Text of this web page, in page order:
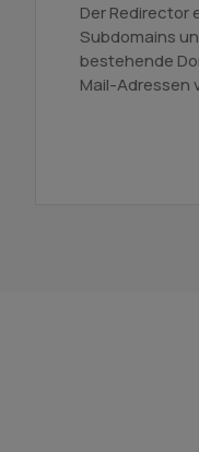
Der Redirector
Subdomains
bestehende
Mail-Adressen